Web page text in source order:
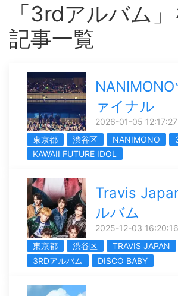
「3rdアルバム
記事一覧
ァイナル
2026-01-05 12:17:27
東京都
渋谷区 NANIMONO
KAWAII FUTURE IDOL
Travis
ルバム
2025-12-03 16:20:16
東京都
渋谷区
TRAVIS JAPAN
3RDアルバム
DISCO BABY